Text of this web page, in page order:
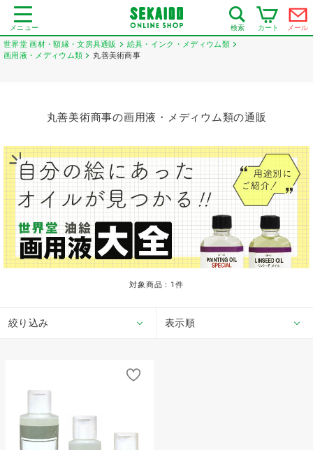
メニュー 検索 カート メール
世界堂 画材・額縁・文房具通販
絵具・インク・メディウム類
画用液・メディウム類
丸善美術商事
丸善美術商事の画用液・メディウム類の通販
対象商品： 1 件
絞り込み 表示順